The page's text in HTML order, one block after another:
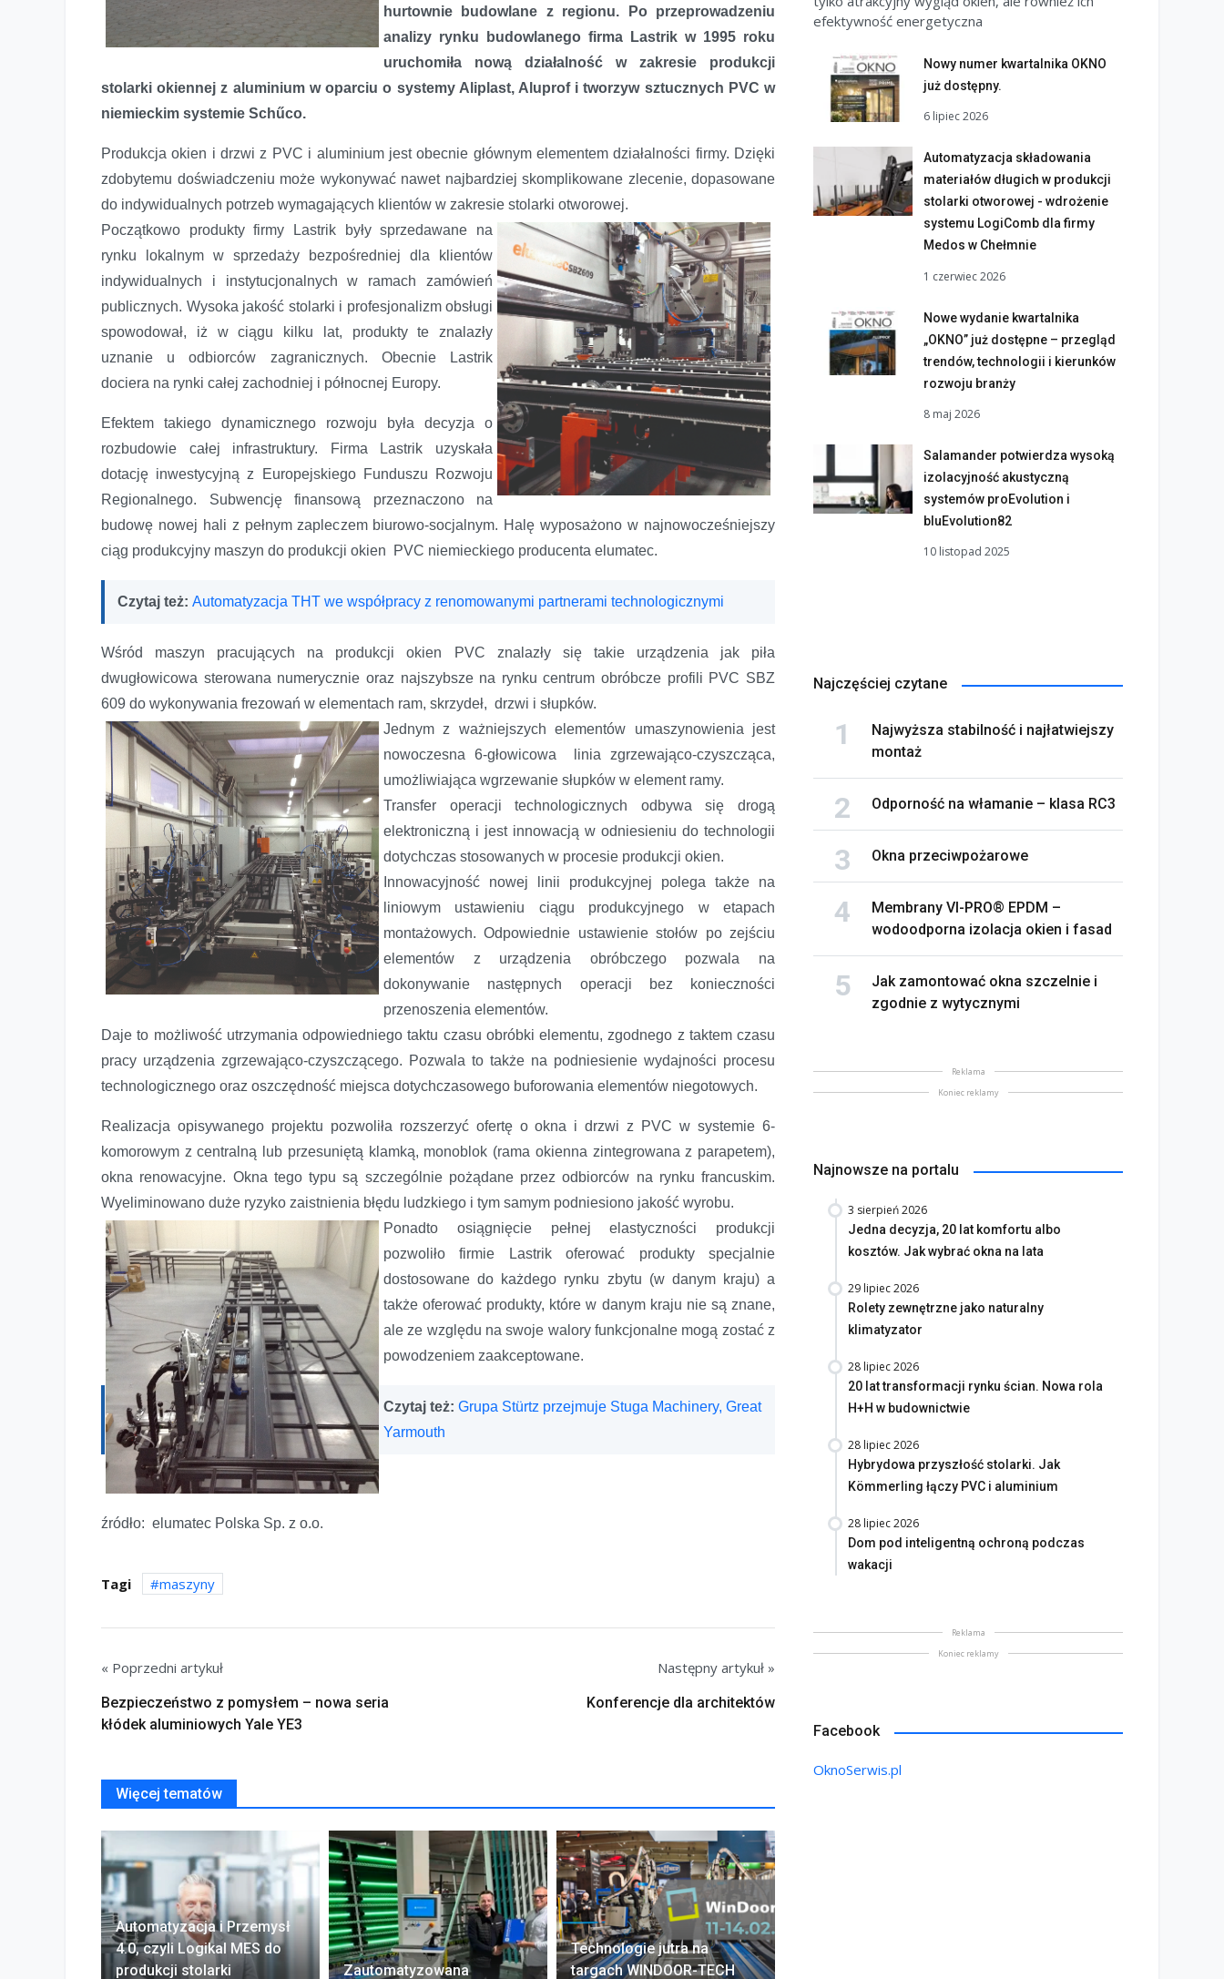
hurtownie budowlane z regionu. Po przeprowadzeniu
analizy rynku budowlanego firma Lastrik w 1995 roku
uruchomiła nową działalność w zakresie produkcji
stolarki okiennej z aluminium w oparciu o systemy Aliplast, Aluprof i tworzyw sztucznych PVC w
niemieckim systemie Schűco.
Produkcja okien i drzwi z PVC i aluminium jest obecnie głównym elementem działalności firmy. Dzięki
zdobytemu doświadczeniu może wykonywać nawet najbardziej skomplikowane zlecenie, dopasowane
do indywidualnych potrzeb wymagających klientów w zakresie stolarki otworowej.
Początkowo produkty firmy Lastrik były sprzedawane na
rynku lokalnym w sprzedaży bezpośredniej dla klientów
indywidualnych i instytucjonalnych w ramach zamówień
publicznych. Wysoka jakość stolarki i profesjonalizm obsługi
spowodował, iż w ciągu kilku lat, produkty te znalazły
uznanie u odbiorców zagranicznych. Obecnie Lastrik
dociera na rynki całej zachodniej i północnej Europy.
Efektem takiego dynamicznego rozwoju była decyzja o
rozbudowie całej infrastruktury. Firma Lastrik uzyskała
dotację inwestycyjną z Europejskiego Funduszu Rozwoju
Regionalnego. Subwencję finansową przeznaczono na
budowę nowej hali z pełnym zapleczem biurowo-socjalnym. Halę wyposażono w najnowocześniejszy
ciąg produkcyjny maszyn do produkcji okien PVC niemieckiego producenta elumatec.
Czytaj też: Automatyzacja THT we współpracy z renomowanymi partnerami technologicznymi
Wśród maszyn pracujących na produkcji okien PVC znalazły się takie urządzenia jak piła
dwugłowicowa sterowana numerycznie oraz najszybsze na rynku centrum obróbcze profili PVC SBZ
609 do wykonywania frezowań w elementach ram, skrzydeł, drzwi i słupków.
Jednym z ważniejszych elementów umaszynowienia jest
nowoczesna 6-głowicowa linia zgrzewająco-czyszcząca,
umożliwiająca wgrzewanie słupków w element ramy.
Transfer operacji technologicznych odbywa się drogą
elektroniczną i jest innowacją w odniesieniu do technologii
dotychczas stosowanych w procesie produkcji okien.
Innowacyjność nowej linii produkcyjnej polega także na
liniowym ustawieniu ciągu produkcyjnego w etapach
montażowych. Odpowiednie ustawienie stołów po zejściu
elementów z urządzenia obróbczego pozwala na
dokonywanie następnych operacji bez konieczności
przenoszenia elementów.
Daje to możliwość utrzymania odpowiedniego taktu czasu obróbki elementu, zgodnego z taktem czasu
pracy urządzenia zgrzewająco-czyszczącego. Pozwala to także na podniesienie wydajności procesu
technologicznego oraz oszczędność miejsca dotychczasowego buforowania elementów niegotowych.
Realizacja opisywanego projektu pozwoliła rozszerzyć ofertę o okna i drzwi z PVC w systemie 6-
komorowym z centralną lub przesuniętą klamką, monoblok (rama okienna zintegrowana z parapetem),
okna renowacyjne. Okna tego typu są szczególnie pożądane przez odbiorców na rynku francuskim.
Wyeliminowano duże ryzyko zaistnienia błędu ludzkiego i tym samym podniesiono jakość wyrobu.
Ponadto osiągnięcie pełnej elastyczności produkcji
pozwoliło firmie Lastrik oferować produkty specjalnie
dostosowane do każdego rynku zbytu (w danym kraju) a
także oferować produkty, które w danym kraju nie są znane,
ale ze względu na swoje walory funkcjonalne mogą zostać z
powodzeniem zaakceptowane.
Czytaj też: Grupa Stürtz przejmuje Stuga Machinery, Great
Yarmouth
źródło: elumatec Polska Sp. z o.o.
Tagi maszyny
« Poprzedni artykuł
Bezpieczeństwo z pomysłem – nowa seria
kłódek aluminiowych Yale YE3
Następny artykuł »
Konferencje dla architektów
Więcej tematów
Automatyzacja i Przemysł
4.0, czyli Logikal MES do
produkcji stolarki
Zautomatyzowana
Technologie jutra na
targach WINDOOR-TECH
efektywność energetyczna
Nowy numer kwartalnika OKNO
już dostępny.
6 lipiec 2026
Automatyzacja składowania
materiałów długich w produkcji
stolarki otworowej - wdrożenie
systemu LogiComb dla firmy
Medos w Chełmnie
1 czerwiec 2026
Nowe wydanie kwartalnika
„OKNO” już dostępne – przegląd
trendów, technologii i kierunków
rozwoju branży
8 maj 2026
Salamander potwierdza wysoką
izolacyjność akustyczną
systemów proEvolution i
bluEvolution82
10 listopad 2025
Najczęściej czytane
Najwyższa stabilność i najłatwiejszy
montaż
Odporność na włamanie – klasa RC3
Okna przeciwpożarowe
Membrany VI-PRO® EPDM –
wodoodporna izolacja okien i fasad
Jak zamontować okna szczelnie i
zgodnie z wytycznymi
Reklama
Koniec reklamy
Najnowsze na portalu
3 sierpień 2026
Jedna decyzja, 20 lat komfortu albo
kosztów. Jak wybrać okna na lata
29 lipiec 2026
Rolety zewnętrzne jako naturalny
klimatyzator
28 lipiec 2026
20 lat transformacji rynku ścian. Nowa rola
H+H w budownictwie
28 lipiec 2026
Hybrydowa przyszłość stolarki. Jak
Kömmerling łączy PVC i aluminium
28 lipiec 2026
Dom pod inteligentną ochroną podczas
wakacji
Reklama
Koniec reklamy
Facebook
OknoSerwis.pl